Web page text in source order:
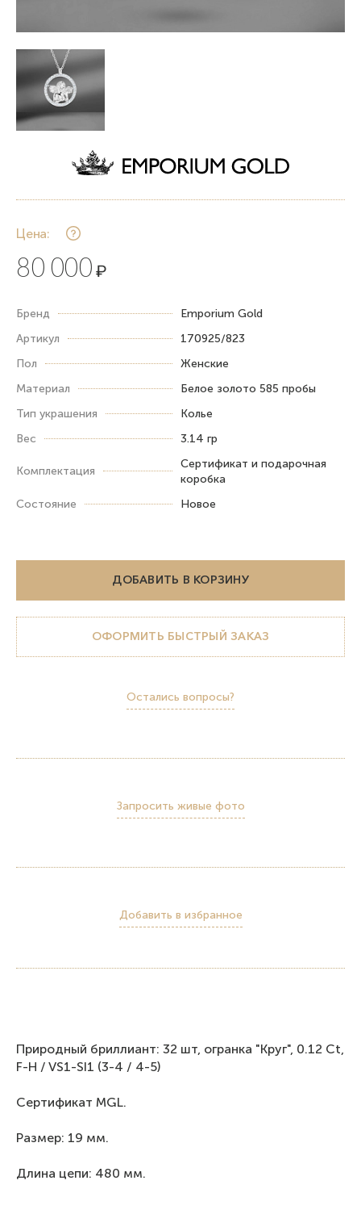
Цена:
80 000 ₽
Бренд
Emporium Gold
Артикул
170925/823
Пол
Женские
Материал
Белое золото 585 пробы
Тип украшения
Колье
Вес
3.14 гр
Комплектация
Сертификат и подарочная
коробка
Состояние
Новое
ДОБАВИТЬ В КОРЗИНУ
ОФОРМИТЬ БЫСТРЫЙ ЗАКАЗ
Остались вопросы?
Запросить живые фото
Добавить в избранное
Природный бриллиант: 32 шт, огранка "Круг", 0.12 Ct,
F-H / VS1-SI1 (3-4 / 4-5)
Сертификат MGL.
Размер: 19 мм.
Длина цепи: 480 мм.